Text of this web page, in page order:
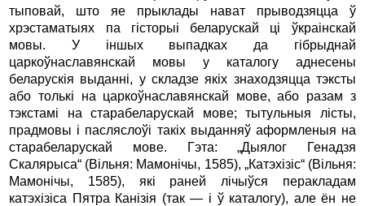
тыповай, што яе прыклады нават прыводзяцца ў
хрэстаматыях па гісторыі беларускай ці ўкраінскай
мовы. У іншых выпадках да гібрыднай
царкоўнаславянскай мовы у каталогу аднесены
беларускія выданні, у складзе якіх знаходзяцца тэксты
або толь­кі на царкоўнаславянскай мове, або разам з
тэкстамі на старабеларускай мове; тытульныя лісты,
прадмовы і пасляслоўі такіх выданняў аформленыя на
старабеларускай мове. Гэта: „Дыялог Генадзя
Скалярыса“ (Вільня: Мамонічы, 1585), „Катэхізіс“ (Вільня:
Мамонічы, 1585), які раней лічыўся перакладам
катэхізіса Пятра Канізія (так — і ў каталогу), але ён не